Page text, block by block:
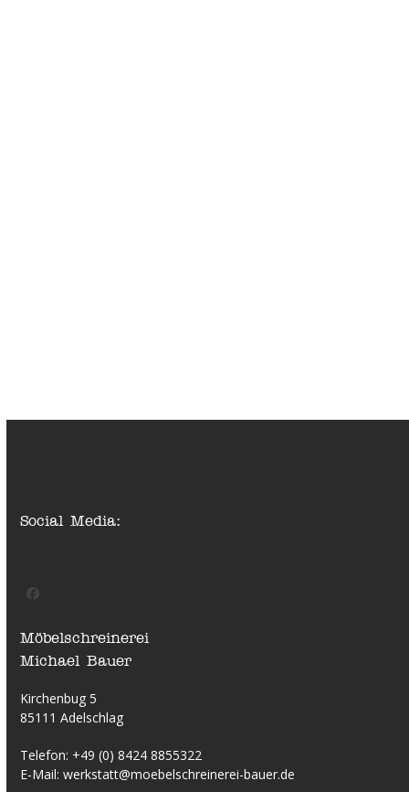
Social Media:
Möbelschreinerei
Michael Bauer
Kirchenbug 5
85111 Adelschlag
Telefon: +49 (0) 8424 8855322
E-Mail:werkstatt@moebelschreinerei-bauer.de